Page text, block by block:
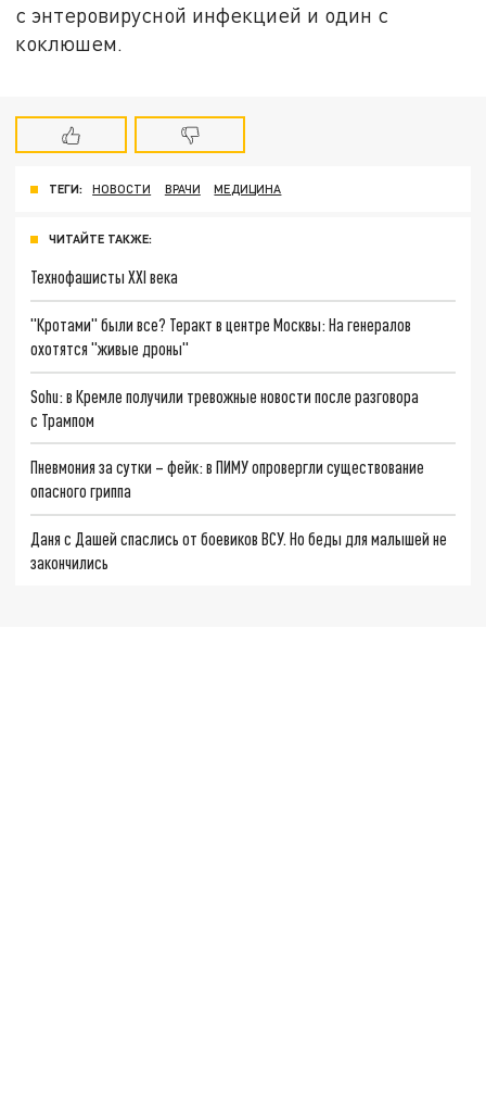
с энтеровирусной инфекцией и один с
коклюшем.
ТЕГИ: НОВОСТИ ВРАЧИ МЕДИЦИНА
ЧИТАЙТЕ ТАКЖЕ:
Технофашисты XXI века
"Кротами" были все? Теракт в центре Москвы: На генералов
охотятся "живые дроны"
Sohu: в Кремле получили тревожные новости после разговора
с Трампом
Пневмония за сутки – фейк: в ПИМУ опровергли существование
опасного гриппа
Даня с Дашей спаслись от боевиков ВСУ. Но беды для малышей не
закончились